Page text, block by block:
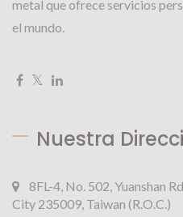
metal que ofrece servicios
el mundo.
Nuestra
8FL-4, No. 502, Yuanshan
City 235009, Taiwan (R.O.C.)